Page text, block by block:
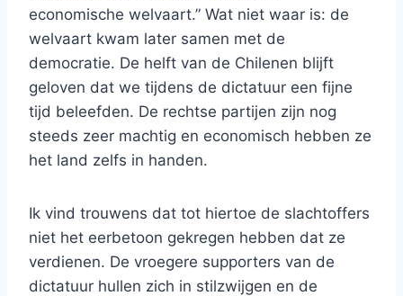
economische welvaart.” Wat niet waar is: de
welvaart kwam later samen met de
democratie. De helft van de Chilenen blijft
geloven dat we tijdens de dictatuur een fijne
tijd beleefden. De rechtse partijen zijn nog
steeds zeer machtig en economisch hebben ze
het land zelfs in handen.
Ik vind trouwens dat tot hiertoe de slachtoffers
niet het eerbetoon gekregen hebben dat ze
verdienen. De vroegere supporters van de
dictatuur hullen zich in stilzwijgen en de